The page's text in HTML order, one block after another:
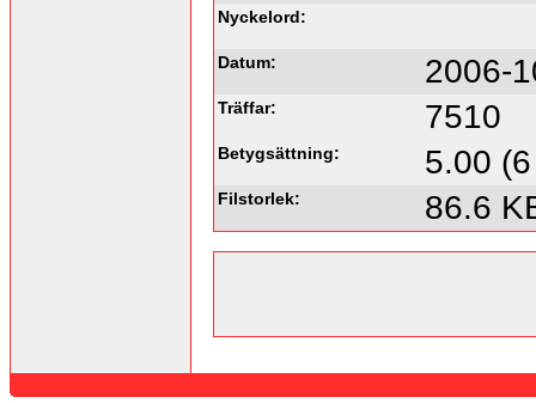
Nyckelord:
Datum: 2006-
Träffar: 7510
Betygsättning: 5.00
Filstorlek: 86.6